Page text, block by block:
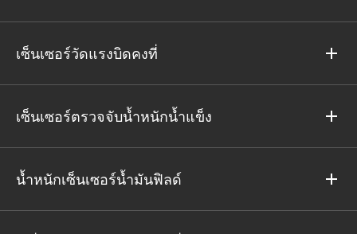
เซ็นเซอร์วัดแรงบิดคงที่
เซ็นเซอร์ตรวจจับน้ำหนักน้ำแข็ง
น้ำหนักเซ็นเซอร์น้ำมันฟิลด์